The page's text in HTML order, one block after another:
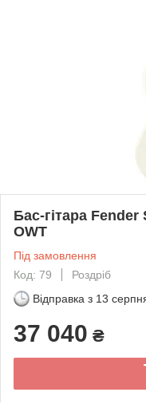
Бас-гітара
OWT
Під замовлення
Код: 79
Роздріб
Відправка з 13
37 040 ₴